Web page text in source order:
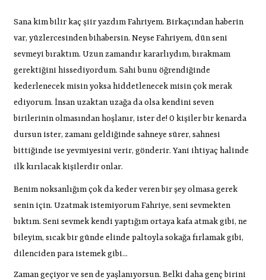
Sana kim bilir kaç şiir yazdım Fahriyem. Birkaçından haberin
var, yüzlercesinden bihabersin. Neyse Fahriyem, dün seni
sevmeyi bıraktım. Uzun zamandır kararlıydım, bırakmam
gerektiğini hissediyordum. Sahi bunu öğrendiğinde
kederlenecek misin yoksa hiddetlenecek misin çok merak
ediyorum. İnsan uzaktan uzağa da olsa kendini seven
birilerinin olmasından hoşlanır, ister de! O kişiler bir kenarda
dursun ister, zamanı geldiğinde sahneye sürer, sahnesi
bittiğinde ise yevmiyesini verir, gönderir. Yani ihtiyaç halinde
ilk kırılacak kişilerdir onlar.
Benim noksanlığım çok da keder veren bir şey olmasa gerek
senin için. Uzatmak istemiyorum Fahriye, seni sevmekten
bıktım. Seni sevmek kendi yaptığım ortaya kafa atmak gibi, ne
bileyim, sıcak bir günde elinde paltoyla sokağa fırlamak gibi,
dilenciden para istemek gibi...
Zaman geçiyor ve sen de yaşlanıyorsun. Belki daha genç birini